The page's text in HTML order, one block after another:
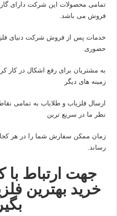
تمامی محصولات این شرکت دارای
فروش می باشد.
خدمات پس از فروش شرکت دنیای
حضوری
به مشتریان برای رفع اشکال در کار
زمینه های دیگر
ارسال فلزیاب و طلایاب به تمامی
نظر ما در سریع ترین
زمان ممکن سفارش شما را در هر
رساند.
جهت ارتباط با
خرید بهترین